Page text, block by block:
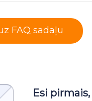
FAQ sadaļu
Esi